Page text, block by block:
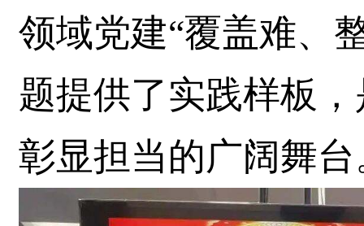
领域党建“覆盖难、
题提供了实践样板
彰显担当的广阔舞台